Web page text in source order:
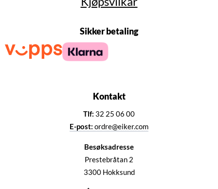
Sikker betaling
Kontakt
Tlf: 32 25 06 00
E-post: ordre@eiker.com
Besøksadresse
Prestebråtan 2
3300 Hokksund